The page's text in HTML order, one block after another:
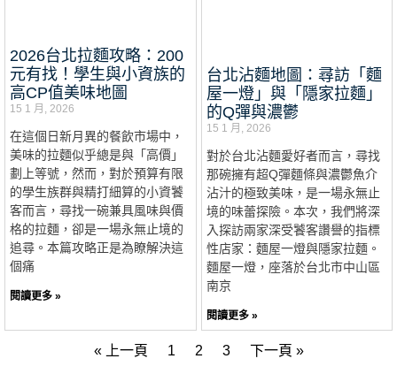
2026台北拉麵攻略：200
元有找！學生與小資族的
高CP值美味地圖
15 1 月, 2026
在這個日新月異的餐飲市場中，
美味的拉麵似乎總是與「高價」
劃上等號，然而，對於預算有限
的學生族群與精打細算的小資饕
客而言，尋找一碗兼具風味與價
格的拉麵，卻是一場永無止境的
追尋。本篇攻略正是為瞭解決這
個痛
閱讀更多 »
台北沾麵地圖：尋訪「麵
屋一燈」與「隱家拉麵」
的Q彈與濃鬱
15 1 月, 2026
對於台北沾麵愛好者而言，尋找
那碗擁有超Q彈麵條與濃鬱魚介
沾汁的極致美味，是一場永無止
境的味蕾探險。本次，我們將深
入探訪兩家深受饕客讚譽的指標
性店家：麵屋一燈與隱家拉麵。
麵屋一燈，座落於台北市中山區
南京
閱讀更多 »
« 上一頁 1 2 3 下一頁 »